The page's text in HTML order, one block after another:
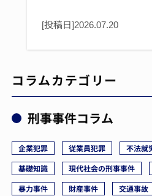
[投稿日]2026.07.20
コラムカテゴリー
刑事事件コラム
企業犯罪 従業員犯罪 不法就
基礎知識
現代社会の刑事事件
暴力事件
財産事件 交通事故